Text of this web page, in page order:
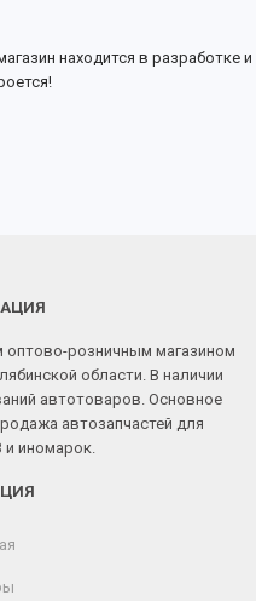
находится в разработке и
оптово-розничным магазином
области. В наличии
автотоваров. Основное
автозапчастей для
иномарок.